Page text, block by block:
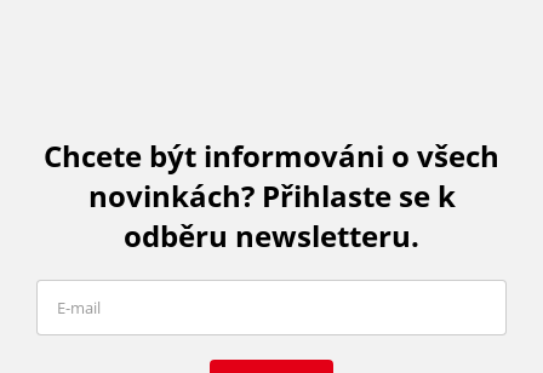
Chcete být informováni o všech
novinkách? Přihlaste se k
odběru newsletteru.